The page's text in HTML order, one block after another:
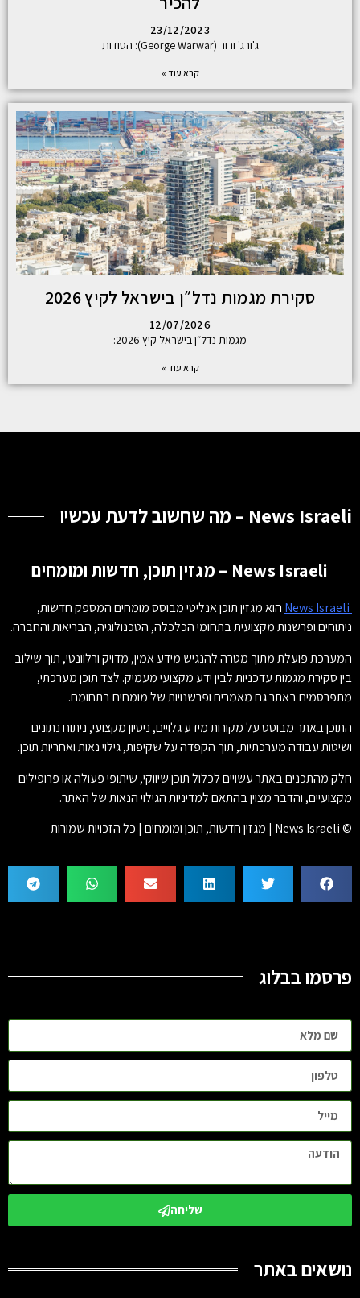
23/12/2023
ג'ורג' ורור (George Warwar): הסודות
קרא עוד »
סקירת מגמות נדל״ן בישראל לקיץ 2026
12/07/2026
מגמות נדל״ן בישראל קיץ 2026:
קרא עוד »
News Israeli – מה שחשוב לדעת עכשיו
News Israeli – מגזין תוכן, חדשות ומומחים
הוא מגזין תוכן אנליטי מבוסס מומחים המספק חדשות,
ניתוחים ופרשנות מקצועית בתחומי הכלכלה, הטכנולוגיה, הבריאות והחברה.
המערכת פועלת מתוך מטרה להנגיש מידע אמין, מדויק ורלוונטי, תוך שילוב
בין סקירת מגמות עדכניות לבין ידע מקצועי מעמיק. לצד תוכן מערכתי,
מתפרסמים באתר גם מאמרים ופרשנויות של מומחים בתחומם.
התוכן באתר מבוסס על מקורות מידע גלויים, ניסיון מקצועי, ניתוח נתונים
ושיטות עבודה מערכתיות, תוך הקפדה על שקיפות, גילוי נאות ואחריות תוכן.
חלק מהתכנים באתר עשויים לכלול תוכן שיווקי, שיתופי פעולה או פרופילים
מקצועיים, והדבר מצוין בהתאם למדיניות הגילוי הנאות של האתר.
© News Israeli | מגזין חדשות, תוכן ומומחים | כל הזכויות שמורות
פרסמו בבלוג
שליחה
נושאים באתר